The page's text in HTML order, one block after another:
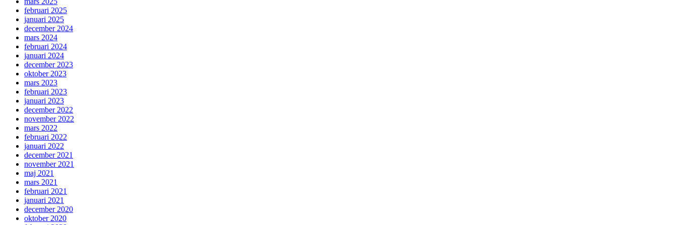
februari 2025
januari 2025
december 2024
mars 2024
februari 2024
januari 2024
december 2023
oktober 2023
mars 2023
februari 2023
januari 2023
december 2022
november 2022
mars 2022
februari 2022
januari 2022
december 2021
november 2021
maj 2021
mars 2021
februari 2021
januari 2021
december 2020
oktober 2020